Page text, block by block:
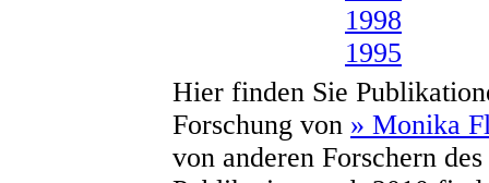
1998
1995
Hier finden Sie
Forschung von » Monika
von anderen Forschern